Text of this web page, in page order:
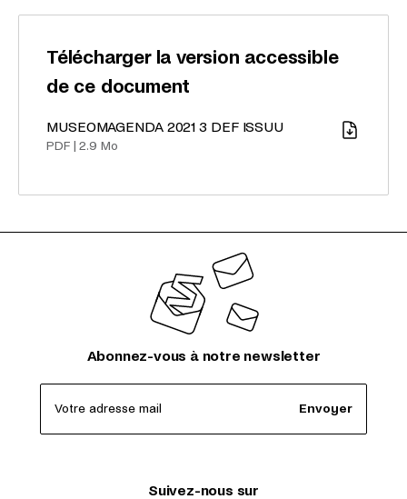
Télécharger la version accessible
de ce document
Télécharger
MUSEOMAGENDA 2021 3 DEF ISSUU
PDF 2.9 Mo
Abonnez-vous à notre newsletter
Votre adresse mail Envoyer
Suivez-nous sur